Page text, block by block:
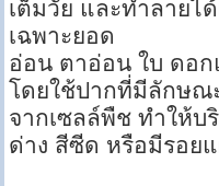
เต็มวัย และทําลายไ
เฉพาะยอด
อ่อน ตาอ่อน ใบ ดอก
โดยใช้ปากที่มีลักษณ
จากเซลล์พืช ทําให้บ
ด่าง สีซีด หรือมีรอย